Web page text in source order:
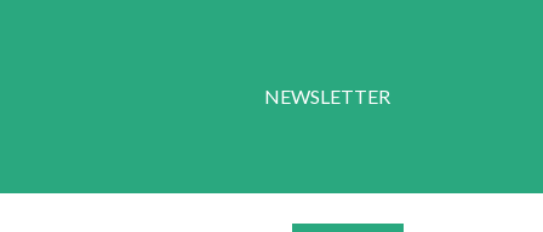
NEWSLETTER